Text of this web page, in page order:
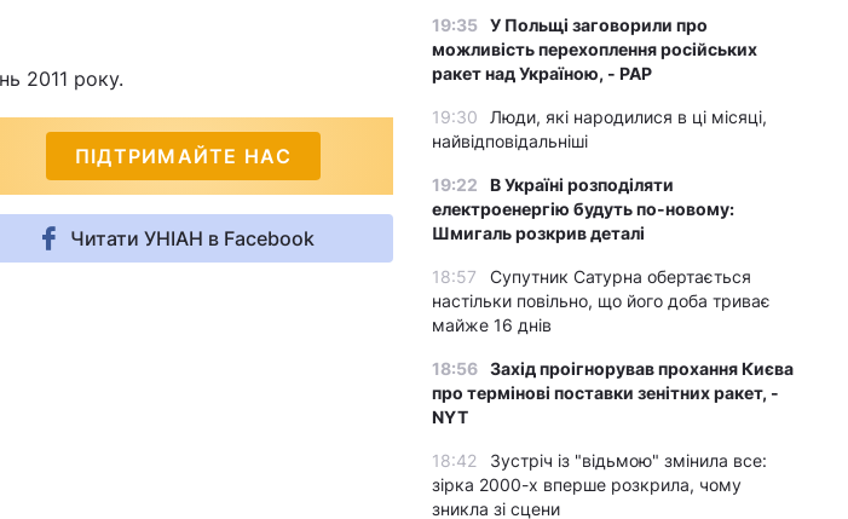
2011 року.
ПІДТРИМАЙТЕ НАС
Читати УНІАН в Facebook
19:35 У Польщі заговорили про
можливість перехоплення російських
ракет над Україною, - PAP
19:30
Люди, які народилися в ці місяці,
найвідповідальніші
19:22
В Україні розподіляти
електроенергію будуть по-новому:
Шмигаль розкрив деталі
18:57
Супутник Сатурна обертається
настільки повільно, що його доба триває
майже 16 днів
18:56 Захід проігнорував прохання Києва
про термінові поставки зенітних ракет, -
NYT
18:42
Зустріч із "відьмою" змінила все:
зірка 2000-х вперше розкрила, чому
зникла зі сцени